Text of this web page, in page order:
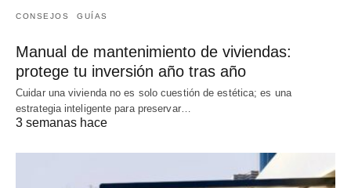
CONSEJOS GUÍAS
Manual de mantenimiento de viviendas:
protege tu inversión año tras año
Cuidar una vivienda no es solo cuestión de estética; es una
estrategia inteligente para preservar…
3 semanas hace